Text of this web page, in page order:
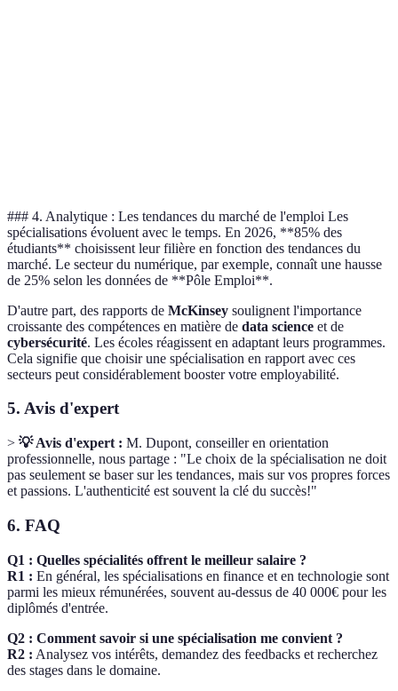
### 4. Analytique : Les tendances du marché de l'emploi Les
spécialisations évoluent avec le temps. En 2026, **85% des
étudiants** choisissent leur filière en fonction des tendances du
marché. Le secteur du numérique, par exemple, connaît une hausse
de 25% selon les données de **Pôle Emploi**.
D'autre part, des rapports de McKinsey soulignent l'importance
croissante des compétences en matière de data science et de
cybersécurité. Les écoles réagissent en adaptant leurs programmes.
Cela signifie que choisir une spécialisation en rapport avec ces
secteurs peut considérablement booster votre employabilité.
5. Avis d'expert
> 💡 Avis d'expert : M. Dupont, conseiller en orientation
professionnelle, nous partage : "Le choix de la spécialisation ne doit
pas seulement se baser sur les tendances, mais sur vos propres forces
et passions. L'authenticité est souvent la clé du succès!"
6. FAQ
Q1 : Quelles spécialités offrent le meilleur salaire ?
R1 : En général, les spécialisations en finance et en technologie sont
parmi les mieux rémunérées, souvent au-dessus de 40 000€ pour les
diplômés d'entrée.
Q2 : Comment savoir si une spécialisation me convient ?
R2 : Analysez vos intérêts, demandez des feedbacks et recherchez
des stages dans le domaine.